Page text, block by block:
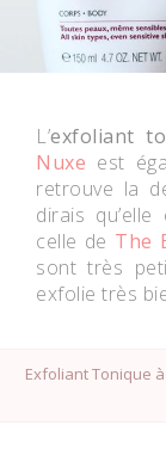
L’exfoliant
Nuxe est
retrouve la
dirais
celle de The
sont très
exfolie très
Exfoliant Tonique